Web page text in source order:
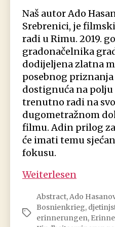
Naš autor Ado
Srebrenici, je
radi u Rimu. 2019.
gradonačelnika
dodijeljena zlatna
posebnog priznanja
dostignuća na
trenutno radi na
dugometražnom
filmu. Adin prilog
će imati temu
fokusu.
Weiterlesen
Sjećanje
Schlagwörter
Abstract, Ado
Bosnienkrieg,
erinnerungen,